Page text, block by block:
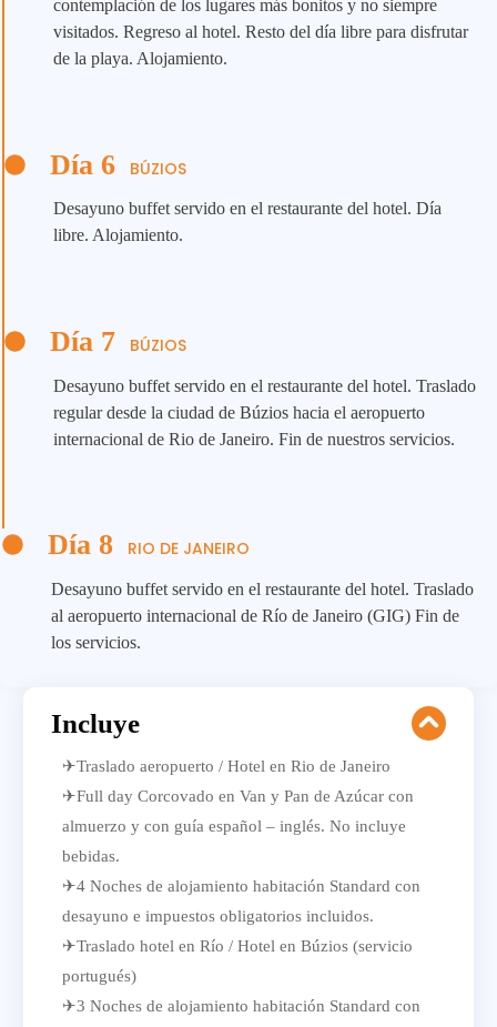
contemplación de los lugares más bonitos y no siempre
visitados. Regreso al hotel. Resto del día libre para disfrutar
de la playa. Alojamiento.
Día 6 BÚZIOS
Desayuno buffet servido en el restaurante del hotel. Día
libre. Alojamiento.
Día 7 BÚZIOS
Desayuno buffet servido en el restaurante del hotel. Traslado
regular desde la ciudad de Búzios hacia el aeropuerto
internacional de Rio de Janeiro. Fin de nuestros servicios.
Día 8 RIO DE JANEIRO
Desayuno buffet servido en el restaurante del hotel. Traslado
al aeropuerto internacional de Río de Janeiro (GIG) Fin de
los servicios.
Incluye
✈Traslado aeropuerto / Hotel en Rio de Janeiro
✈Full day Corcovado en Van y Pan de Azúcar con
almuerzo y con guía español – inglés. No incluye
bebidas.
✈4 Noches de alojamiento habitación Standard con
desayuno e impuestos obligatorios incluidos.
✈Traslado hotel en Río / Hotel en Búzios (servicio
portugués)
✈3 Noches de alojamiento habitación Standard con